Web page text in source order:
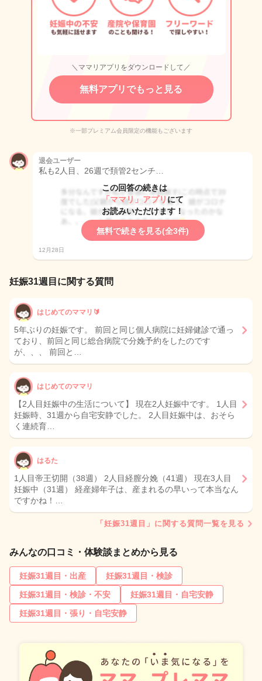
＼ママリアプリをダウンロードして／
無料アプリでもっと見る
※一部プレミアム会員限定の機能もございます
退会ユーザー
私も2人目、26週で頚管2センチ…
この回答の続きは
「ママリ」アプリ にて
お読みいただけます！
無料で続きを見る(全3件)
12月28日
妊娠31週目に関する質問
はじめてのママリ🔰
5年ぶりの妊娠です。 前回と同じ個人病院に妊婦健診で通っ
ており、前回と同じ総合病院で分娩予約をしたのです
が、、、 前回と…
はじめてのママリ
【2人目妊娠中の生活について】 現在2人妊娠中です。 1人目
妊娠時、31週から自宅安静でした。 2人目妊娠中は、おそら
く連続育…
はるた
1人目帝王切開（38週） 2人目経膣分娩（41週） 現在3人目
妊娠中（31週） 経産婦年子は、産まれるの早いって本当なん
ですかね！…
「妊娠31週目」に関する質問一覧を見る
みんなの口コミ・体験談まとめから見る
妊娠31週目・出産
妊娠31週目・検診
妊娠31週目・検診・不安
妊娠31週目・自宅安静
妊娠31週目・張り・自宅安静